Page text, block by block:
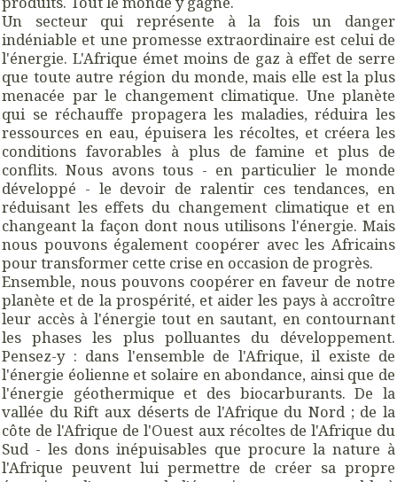
Un secteur qui représente à la fois un danger
indéniable et une promesse extraordinaire est celui de
l'énergie. L'Afrique émet moins de gaz à effet de serre
que toute autre région du monde, mais elle est la plus
menacée par le changement climatique. Une planète
qui se réchauffe propagera les maladies, réduira les
ressources en eau, épuisera les récoltes, et créera les
conditions favorables à plus de famine et plus de
conflits. Nous avons tous - en particulier le monde
développé - le devoir de ralentir ces tendances, en
réduisant les effets du changement climatique et en
changeant la façon dont nous utilisons l'énergie. Mais
nous pouvons également coopérer avec les Africains
pour transformer cette crise en occasion de progrès.
Ensemble, nous pouvons coopérer en faveur de notre
planète et de la prospérité, et aider les pays à accroître
leur accès à l'énergie tout en sautant, en contournant
les phases les plus polluantes du développement.
Pensez-y : dans l'ensemble de l'Afrique, il existe de
l'énergie éolienne et solaire en abondance, ainsi que de
l'énergie géothermique et des biocarburants. De la
vallée du Rift aux déserts de l'Afrique du Nord ; de la
côte de l'Afrique de l'Ouest aux récoltes de l'Afrique du
Sud - les dons inépuisables que procure la nature à
l'Afrique peuvent lui permettre de créer sa propre